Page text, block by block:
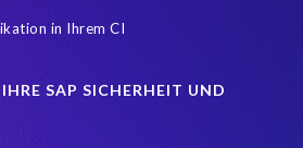
in Ihrem CI
SAP SICHERHEIT UND